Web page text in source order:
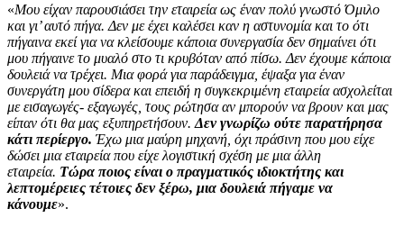
«Μου είχαν παρουσιάσει την εταιρεία ως έναν πολύ γνωστό Όμιλο
και γι’ αυτό πήγα. Δεν με έχει καλέσει καν η αστυνομία και το ότι
πήγαινα εκεί για να κλείσουμε κάποια συνεργασία δεν σημαίνει ότι
μου πήγαινε το μυαλό στο τι κρυβόταν από πίσω. Δεν έχουμε κάποια
δουλειά να τρέχει. Μια φορά για παράδειγμα, έψαξα για έναν
συνεργάτη μου σίδερα και επειδή η συγκεκριμένη εταιρεία ασχολείται
με εισαγωγές- εξαγωγές, τους ρώτησα αν μπορούν να βρουν και μας
είπαν ότι θα μας εξυπηρετήσουν. Δεν γνωρίζω ούτε παρατήρησα
κάτι περίεργο. Έχω μια μαύρη μηχανή, όχι πράσινη που μου είχε
δώσει μια εταιρεία που είχε λογιστική σχέση με μια άλλη
εταιρεία. Τώρα ποιος είναι ο πραγματικός ιδιοκτήτης και
λεπτομέρειες τέτοιες δεν ξέρω, μια δουλειά πήγαμε να
κάνουμε».